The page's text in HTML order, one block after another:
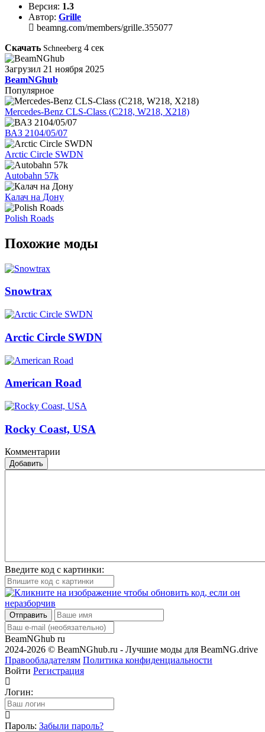
Версия: 1.3
Автор: Grille
beamng.com/members/grille.355077
Скачать Schneeberg 4 сек
Загрузил 21 ноября 2025
BeamNGhub
Популярное
Mercedes-Benz CLS-Class (C218, W218, X218)
ВАЗ 2104/05/07
Arctic Circle SWDN
Autobahn 57k
Калач на Дону
Polish Roads
Похожие моды
Snowtrax
Arctic Circle SWDN
American Road
Rocky Coast, USA
Комментарии
Добавить
Введите код с картинки:
Отправить
BeamNGhub ru
2024-2026 © BeamNGhub.ru - Лучшие моды для BeamNG.drive
Правообладателям Политика конфиденциальности
Войти Регистрация
Логин:
Пароль: Забыли пароль?